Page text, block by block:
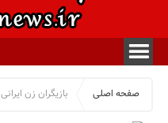
صفحه اصلی بازیگران زن ایرانی